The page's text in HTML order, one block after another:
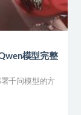
模型完整
千问模型的方